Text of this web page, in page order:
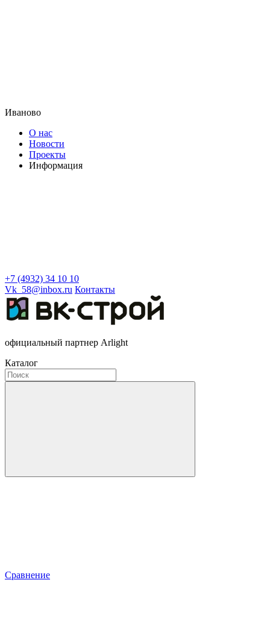
Иваново
О нас
Новости
Проекты
Информация
+7 (4932) 34 10 10
Vk_58@inbox.ru Контакты
официальный партнер Arlight
Каталог
Сравнение